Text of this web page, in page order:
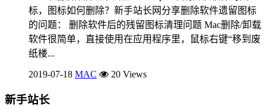
标，图标如何删除？新手站长网分享删除软件遗留图标
的问题： 删除软件后的残留图标清理问题 Mac删除/卸载
软件很简单，直接使用在应用程序里，鼠标右键“移到废
纸楼...
2019-07-18 MAC 20 Views
新手站长